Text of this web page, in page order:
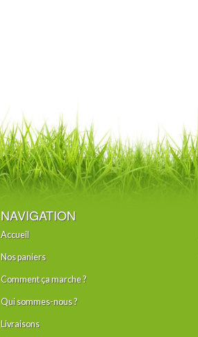
NAVIGATION
Accueil
Nos paniers
Comment ça marche ?
Qui sommes-nous ?
Livraisons